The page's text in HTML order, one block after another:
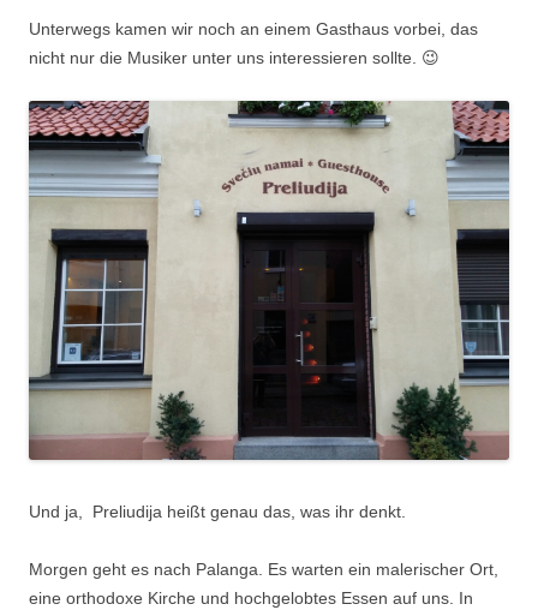
Unterwegs kamen wir noch an einem Gasthaus vorbei, das
nicht nur die Musiker unter uns interessieren sollte. 😉
Und ja, Preliudija heißt genau das, was ihr denkt.
Morgen geht es nach Palanga. Es warten ein malerischer Ort,
eine orthodoxe Kirche und hochgelobtes Essen auf uns. In